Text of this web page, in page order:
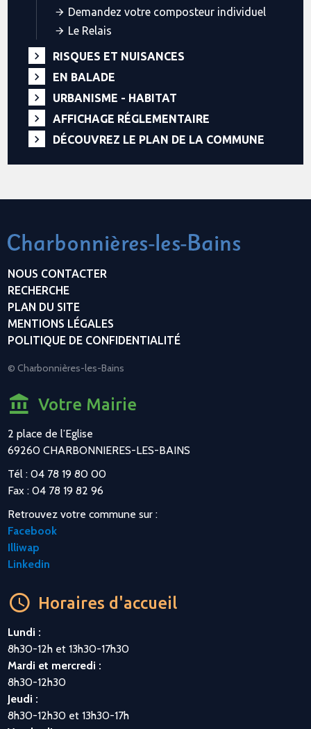
Demandez votre composteur individuel
Le Relais
RISQUES ET NUISANCES
EN BALADE
URBANISME - HABITAT
AFFICHAGE RÉGLEMENTAIRE
DÉCOUVREZ LE PLAN DE LA COMMUNE
NOUS CONTACTER
RECHERCHE
PLAN DU SITE
MENTIONS LÉGALES
POLITIQUE DE CONFIDENTIALITÉ
© Charbonnières-les-Bains
Votre Mairie
2 place de l’Eglise
69260 CHARBONNIERES-LES-BAINS
Tél : 04 78 19 80 00
Fax : 04 78 19 82 96
Retrouvez votre commune sur :
Facebook
Illiwap
Linkedin
Horaires d'accueil
Lundi :
8h30-12h et 13h30-17h30
Mardi et mercredi :
8h30-12h30
Jeudi :
8h30-12h30 et 13h30-17h